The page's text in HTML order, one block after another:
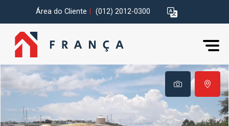
Área do Cliente (012) 2012-0300